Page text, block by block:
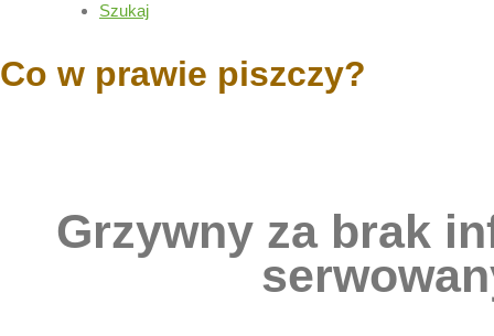
Szukaj
Co w prawie piszczy?
Grzywny za brak